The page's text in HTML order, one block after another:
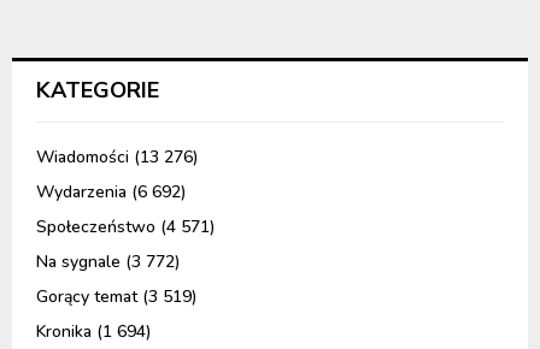
KATEGORIE
Wiadomości (13 276)
Wydarzenia (6 692)
Społeczeństwo (4 571)
Na sygnale (3 772)
Gorący temat(3 519)
Kronika (1 694)